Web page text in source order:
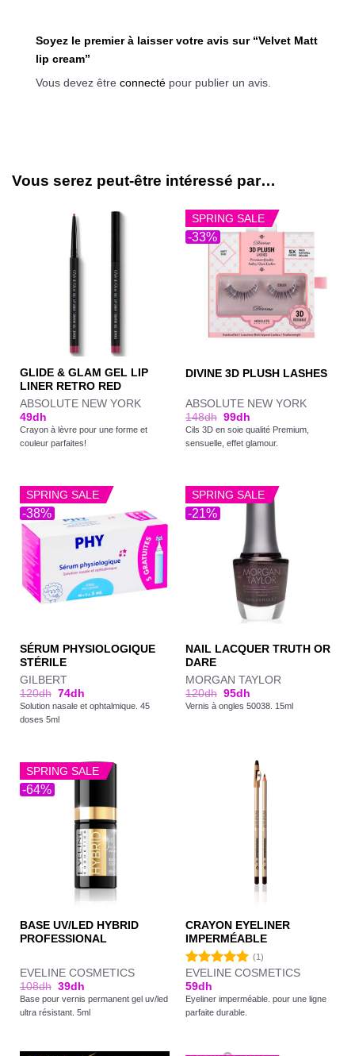
Soyez le premier à laisser votre avis sur “Velvet Matt
lip cream”
Vous devez être connecté pour publier un avis.
Vous serez peut-être intéressé par…
GLIDE & GLAM GEL LIP
LINER RETRO RED
ABSOLUTE NEW YORK
49dh
Crayon à lèvre pour une forme et
couleur parfaites!
-33%
SPRING SALE
DIVINE 3D PLUSH LASHES
ABSOLUTE NEW YORK
148dh 99dh
Cils 3D en soie qualité Premium,
sensuelle, effet glamour.
-38%
SPRING SALE
SÉRUM PHYSIOLOGIQUE
STÉRILE
GILBERT
120dh 74dh
Solution nasale et ophtalmique. 45
doses 5ml
-21%
SPRING SALE
NAIL LACQUER TRUTH OR
DARE
MORGAN TAYLOR
120dh 95dh
Vernis à ongles 50038. 15ml
-64%
SPRING SALE
BASE UV/LED HYBRID
PROFESSIONAL
EVELINE COSMETICS
108dh 39dh
Base pour vernis permanent gel uv/led
ultra résistant. 5ml
CRAYON EYELINER
IMPERMÉABLE
Note5.00
sur 5
(1)
EVELINE COSMETICS
59dh
Eyeliner imperméable. pour une ligne
parfaite durable.